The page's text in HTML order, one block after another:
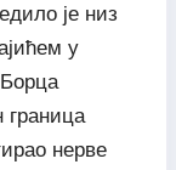
је низ
у
граница
нерве